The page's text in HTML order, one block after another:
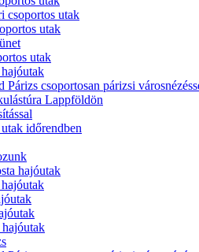
csoportos utak
utak
utak
Párizs csoportosan párizsi
Lappföldön
időrendben
hajóutak